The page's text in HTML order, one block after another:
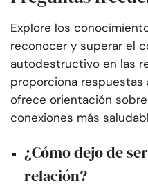
Explore los
reconocer y superar el
autodestructivo en las
proporciona
ofrece orientación
conexiones más
¿Cómo dejo de
relación?